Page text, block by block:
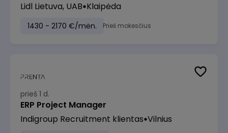
Lidl Lietuva, UAB Klaipėda
1430 - 2170 €/mėn. Prieš mokesčius
prieš 1 d.
ERP Project Manager
Indigroup Recruitment klientas Vilnius